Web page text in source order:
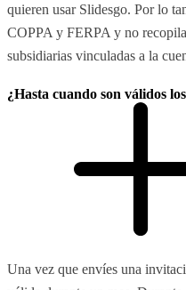
quieren usar Slidesgo. Por lo
COPPA y FERPA y no
subsidiarias vinculadas a la
¿Hasta cuando son válidos
Una vez que envíes una